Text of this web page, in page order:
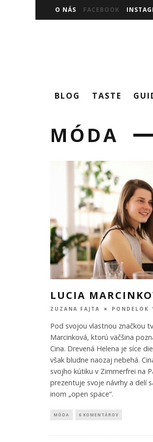
O NÁS FACEBOOK
BLOG TASTE
MÓDA
LUCIA
ZUZANA FAJTA PONDELOK
Pod svojou vlastnou značkou
Marcinková, ktorú väčšina
Cina. Drevená Helena je síce
však bludne naozaj nebehá.
svojho kútiku v Zimmerfrei na
prezentuje svoje návrhy a delí
inom „open space“.
MÓDA 6 KOMENTÁROV